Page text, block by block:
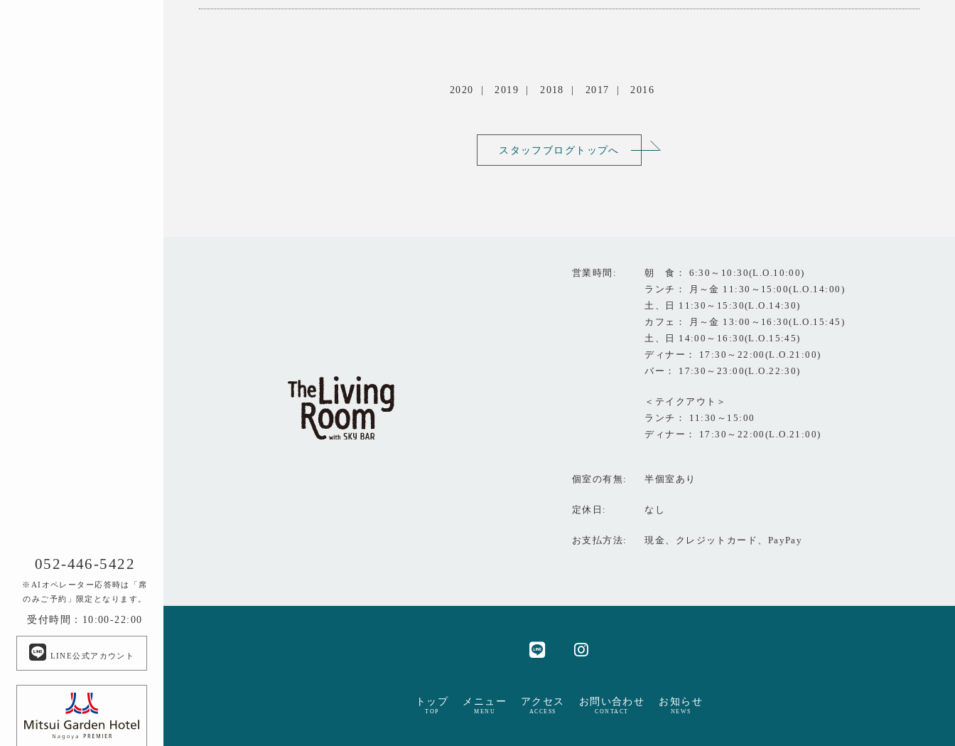
052-446-5422
※AIオペレーター応答時は「席
のみご予約」限定となります。
受付時間：10:00-22:00
LINE公式アカウント
2020 2019 2018 2017 2016
スタッフブログトップへ
営業時間
朝 食： 6:30～10:30(L.O.10:00)
ランチ： 月～金 11:30～15:00(L.O.14:00)
土、日 11:30～15:30(L.O.14:30)
カフェ： 月～金 13:00～16:30(L.O.15:45)
土、日 14:00～16:30(L.O.15:45)
ディナー： 17:30～22:00(L.O.21:00)
バー： 17:30～23:00(L.O.22:30)
＜テイクアウト＞
ランチ： 11:30～15:00
ディナー： 17:30～22:00(L.O.21:00)
個室の有無 半個室あり
定休日 なし
お支払方法 現金、クレジットカード、PayPay
トップ
TOP
メニュー
MENU
アクセス
ACCESS
お問い合わせ
CONTACT
お知らせ
NEWS